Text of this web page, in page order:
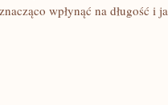
wpłynąć na długość i